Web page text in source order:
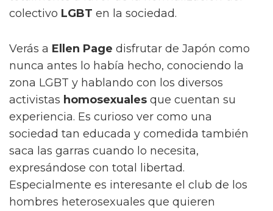
colectivo LGBT en la sociedad.
Verás a Ellen Page disfrutar de Japón como
nunca antes lo había hecho, conociendo la
zona LGBT y hablando con los diversos
activistas homosexuales que cuentan su
experiencia. Es curioso ver como una
sociedad tan educada y comedida también
saca las garras cuando lo necesita,
expresándose con total libertad.
Especialmente es interesante el club de los
hombres heterosexuales que quieren